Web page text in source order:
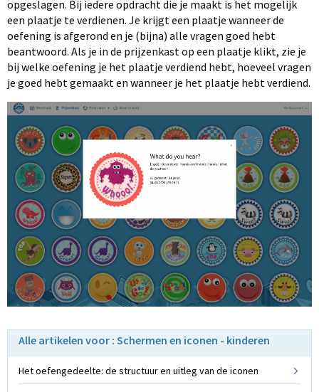
opgeslagen. Bij iedere opdracht die je maakt is het mogelijk
een plaatje te verdienen. Je krijgt een plaatje wanneer de
oefening is afgerond en je (bijna) alle vragen goed hebt
beantwoord. Als je in de prijzenkast op een plaatje klikt, zie je
bij welke oefening je het plaatje verdiend hebt, hoeveel vragen
je goed hebt gemaakt en wanneer je het plaatje hebt verdiend.
Alle artikelen voor : Schermen en iconen - kinderen
Het oefengedeelte: de structuur en uitleg van de iconen